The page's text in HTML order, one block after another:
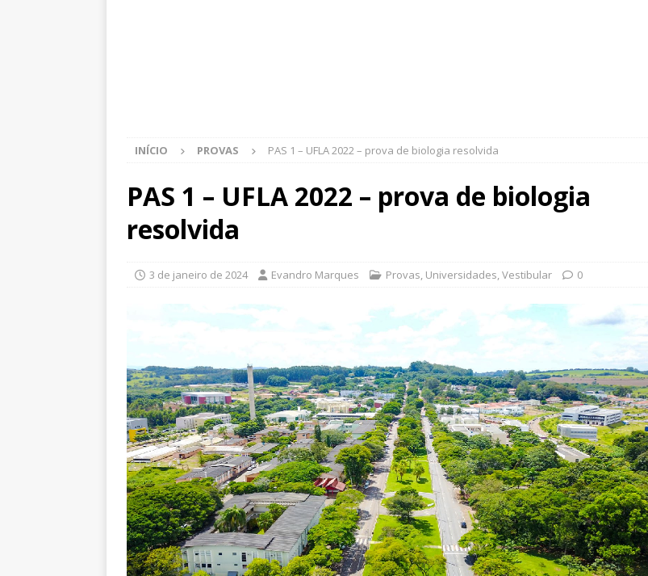
INÍCIO PROVAS PAS 1 – UFLA 2022 – prova de biologia resolvida
PAS 1 – UFLA 2022 – prova de biologia
resolvida
3 de janeiro de 2024 Evandro Marques Provas, Universidades,Vestibular 0